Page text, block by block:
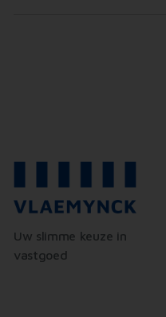
Uw slimme keuze in
vastgoed